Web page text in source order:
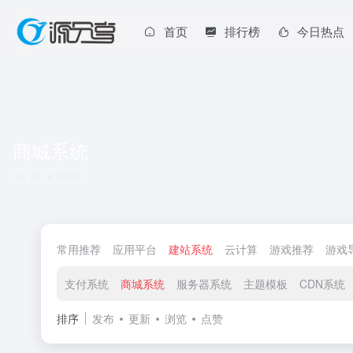
首页 排行榜 今日热点
常用推荐 应用平台 建站系统 云计算 游戏推荐 游戏
支付系统 商城系统 服务器系统 主题模板 CDN系统
排序 发布 更新 浏览 点赞